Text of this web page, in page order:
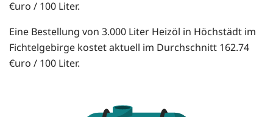
€uro / 100 Liter.
Eine Bestellung von 3.000 Liter Heizöl in Höchstädt im
Fichtelgebirge kostet aktuell im Durchschnitt 162.74
€uro / 100 Liter.